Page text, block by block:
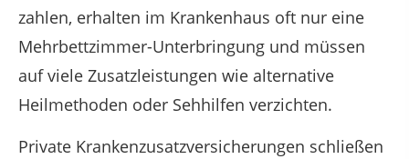
zahlen, erhalten im Krankenhaus oft nur eine
Mehrbettzimmer-Unterbringung und müssen
auf viele Zusatzleistungen wie alternative
Heilmethoden oder Sehhilfen verzichten.
Private Krankenzusatzversicherungen schließen